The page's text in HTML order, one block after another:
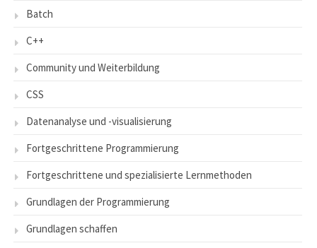
Batch
C++
Community und Weiterbildung
CSS
Datenanalyse und -visualisierung
Fortgeschrittene Programmierung
Fortgeschrittene und spezialisierte Lernmethoden
Grundlagen der Programmierung
Grundlagen schaffen